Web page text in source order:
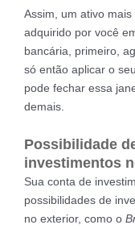
Assim, um ativo
adquirido por você
bancária, primeiro,
só então aplicar o
pode fechar essa
demais.
Possibilidade
investimentos
Sua conta de
possibilidades de
no exterior, como o